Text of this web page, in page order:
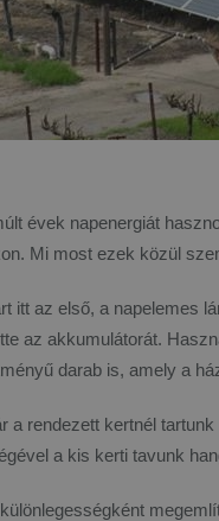
évek napenergiát
Mi most ezek közül
itt az első, a napelemes
az akkumulátorát.
darab is, amely a
a rendezett kertnél
a kis kerti tavunk